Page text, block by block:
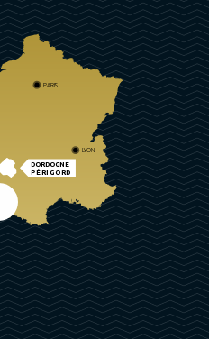
DORDOGNE
PÉRIGORD
PARIS
LYON